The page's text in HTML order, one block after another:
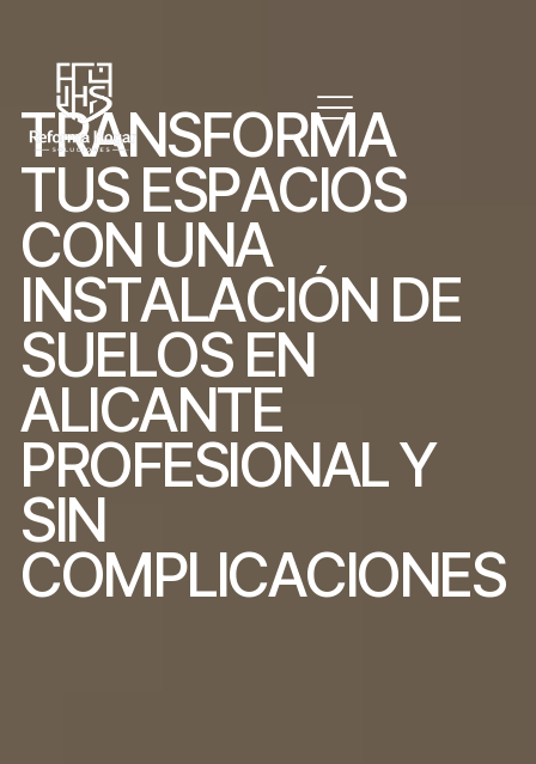
TRANSFORMA
TUS ESPACIOS
CON UNA
INSTALACIÓN DE
SUELOS EN
ALICANTE
PROFESIONALY
SIN
COMPLICACIONES